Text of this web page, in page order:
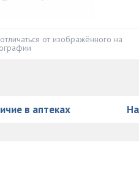
от изображённого на
в аптеках